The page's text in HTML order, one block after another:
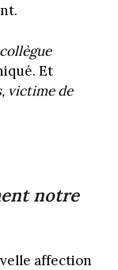
Et
victime de
notre
affection